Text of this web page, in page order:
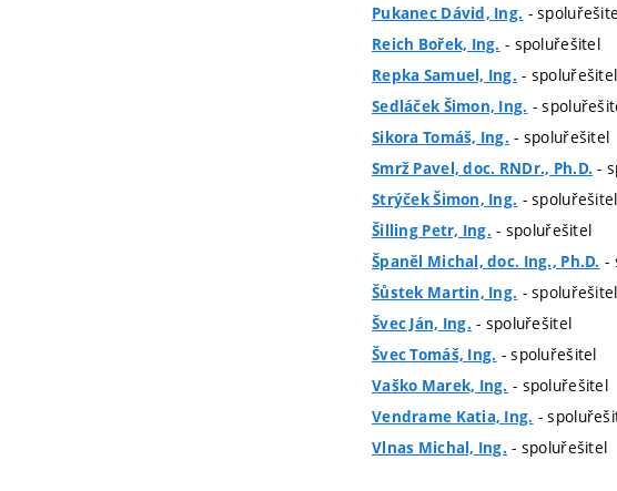
Pukanec Dávid, Ing. -
Reich Bořek, Ing. - spoluřešitel
Repka Samuel, Ing. - spoluřešitel
Sedláček Šimon, Ing. -
Sikora Tomáš, Ing. - spoluřešitel
Smrž Pavel, doc. RNDr., Ph.D. -
Strýček Šimon, Ing. - spoluřešitel
Šilling Petr, Ing. - spoluřešitel
Španěl Michal, doc. Ing., Ph.D. -
Šůstek Martin, Ing. - spoluřešitel
Švec Ján, Ing. - spoluřešitel
Švec Tomáš, Ing. - spoluřešitel
Vaško Marek, Ing. - spoluřešitel
Vendrame Katia, Ing. -
Vlnas Michal, Ing. - spoluřešitel